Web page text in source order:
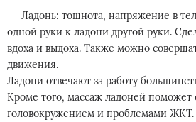
Ладонь: тошнота, напряжение в
одной руки к ладони другой руки.
вдоха и выдоха. Также можно
движения.
Ладони отвечают за работу
Кроме того, массаж ладоней поможет
головокружением и проблемами ЖКТ.